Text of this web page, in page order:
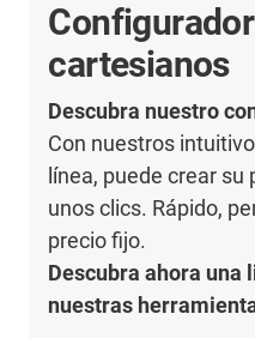
cartesianos
Descubra nuestro
Con nuestros
línea, puede crear
unos clics. Rápido,
precio fijo.
Descubra ahora
nuestras